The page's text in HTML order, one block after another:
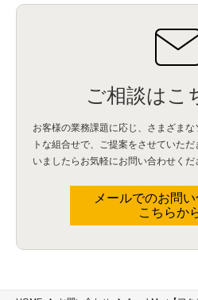
ご相談はこ
お客様の業務課題に応じ、さまざま
トな組合せで、
ご提案をさせていた
いましたらお気軽にお問い合わせくだ
メールでのお問
こちらか